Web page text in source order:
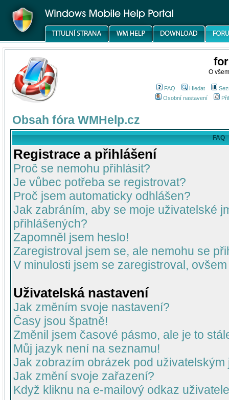
O
FAQ Hledat
Osobní nastavení
Obsah fóra WMHelp.cz
FAQ
Registrace a přihlášení
Proč se nemohu přihlásit?
Je vůbec potřeba se registrovat?
Proč jsem automaticky odhlášen?
Jak zabráním, aby se moje uživatelské
přihlášených?
Zapomněl jsem heslo!
Zaregistroval jsem se, ale nemohu se
V minulosti jsem se zaregistroval,
Uživatelská nastavení
Jak změním svoje nastavení?
Časy jsou špatně!
Změnil jsem časové pásmo, ale je to
Můj jazyk není na seznamu!
Jak zobrazím obrázek pod uživatelským
Jak změní svoje zařazení?
Když kliknu na e-mailový odkaz